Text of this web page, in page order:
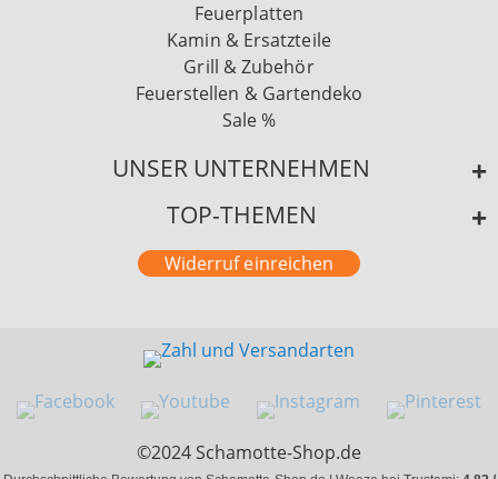
Feuerplatten
Kamin & Ersatzteile
Grill & Zubehör
Feuerstellen & Gartendeko
Sale %
UNSER UNTERNEHMEN
TOP-THEMEN
Widerruf einreichen
©2024 Schamotte-Shop.de